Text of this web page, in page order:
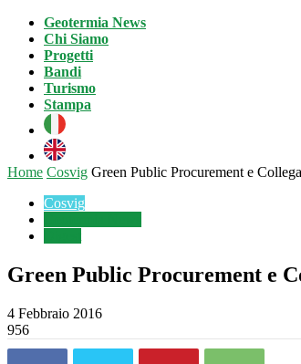
Geotermia News
Chi Siamo
Progetti
Bandi
Turismo
Stampa
Home Cosvig Green Public Procurement e
Cosvig
Green Public Procurement e
4 Febbraio 2016
956